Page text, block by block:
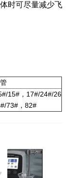
时可尽量减少飞
15#，17#/24#/26
73#，82#